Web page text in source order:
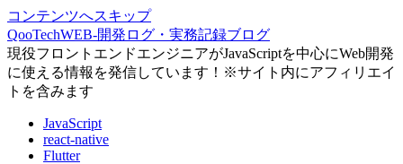
コンテンツへスキップ
QooTechWEB-開発ログ・実務記録ブログ
現役フロントエンドエンジニアがJavaScriptを中心にWeb開発
に使える情報を発信しています！※サイト内にアフィリエイ
トを含みます
JavaScript
react-native
Flutter